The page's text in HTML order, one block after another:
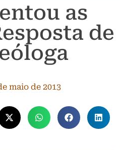
as
de
maio de 2013